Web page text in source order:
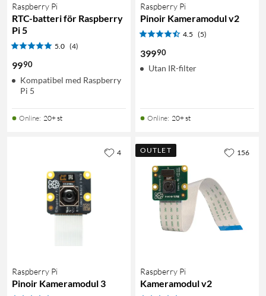
Raspberry Pi
RTC-batteri för Raspberry
Pi 5
5.0 (4)
9990
Kompatibel med Raspberry
Pi 5
Online: 20+ st
Raspberry Pi
Pinoir Kameramodul v2
4.5 (5)
39990
Utan IR-filter
Online: 20+ st
Raspberry Pi
Pinoir Kameramodul 3
4 OUTLET
Raspberry Pi
Kameramodul v2
156